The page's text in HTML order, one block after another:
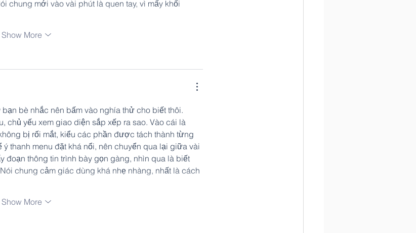
chung mới vào vài phút là quen tay, vì mấy khối
Show More
bè nhắc nên bấm vào nghía thử cho biết thôi.
chủ yếu xem giao diện sắp xếp ra sao. Vào cái là
bị rối mắt, kiểu các phần được tách thành từng
thanh menu đặt khá nổi, nên chuyển qua lại giữa vài
đoạn thông tin trình bày gọn gàng, nhìn qua là biết
chung cảm giác dùng khá nhẹ nhàng, nhất là cách
Show More